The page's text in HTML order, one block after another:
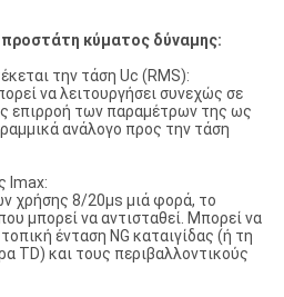
κύματος δύναμης:
την τάση Uc (RMS):
να λειτουργήσει συνεχώς σε
επιρροή των παραμέτρων της ως
ανάλογο προς την τάση
Imax:
χρήσης 8/20μs μιά φορά, το
μπορεί να αντισταθεί. Μπορεί να
ένταση NG καταιγίδας (ή τη
TD) και τους περιβαλλοντικούς